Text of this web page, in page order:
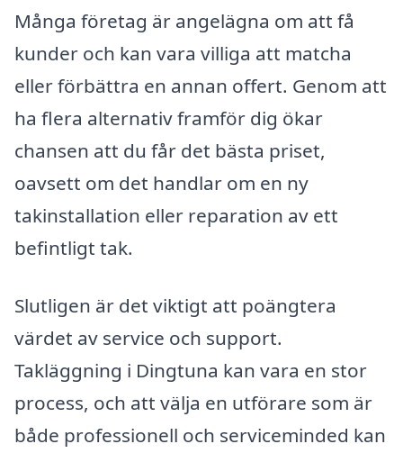
Många företag är angelägna om att få
kunder och kan vara villiga att matcha
eller förbättra en annan offert. Genom att
ha flera alternativ framför dig ökar
chansen att du får det bästa priset,
oavsett om det handlar om en ny
takinstallation eller reparation av ett
befintligt tak.
Slutligen är det viktigt att poängtera
värdet av service och support.
Takläggning i Dingtuna kan vara en stor
process, och att välja en utförare som är
både professionell och serviceminded kan